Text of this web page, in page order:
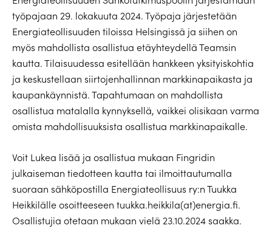
työpajaan 29. lokakuuta 2024. Työpaja järjestetään
Energiateollisuuden tiloissa Helsingissä ja siihen on
myös mahdollista osallistua etäyhteydellä Teamsin
kautta. Tilaisuudessa esitellään hankkeen yksityiskohtia
ja keskustellaan siirtojenhallinnan markkinapaikasta ja
kaupankäynnistä. Tapahtumaan on mahdollista
osallistua matalalla kynnyksellä, vaikkei olisikaan varma
omista mahdollisuuksista osallistua markkinapaikalle.
Voit Lukea lisää ja osallistua mukaan Fingridin
julkaiseman tiedotteen kautta tai ilmoittautumalla
suoraan sähköpostilla Energiateollisuus ry:n Tuukka
Heikkilälle osoitteeseen tuukka.heikkila(at)energia.fi.
Osallistujia otetaan mukaan vielä 23.10.2024 saakka.